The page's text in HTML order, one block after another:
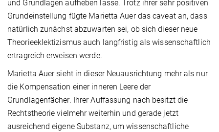
und Grundlagen aufheben lasse. Trotz ihrer sehr positiven
Grundeinstellung fügte Marietta Auer das caveat an, dass
natürlich zunächst abzuwarten sei, ob sich dieser neue
Theorieeklektizismus auch langfristig als wissenschaftlich
ertragreich erweisen werde.
Marietta Auer sieht in dieser Neuausrichtung mehr als nur
die Kompensation einer inneren Leere der
Grundlagenfächer. Ihrer Auffassung nach besitzt die
Rechtstheorie vielmehr weiterhin und gerade jetzt
ausreichend eigene Substanz, um wissenschaftliche